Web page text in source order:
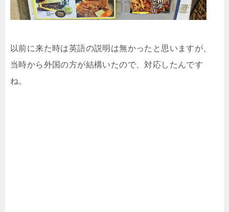
以前に来た時は英語の説明は無かったと思いますが、
当時から外国の方が結構いたので、対応したんです
ね。